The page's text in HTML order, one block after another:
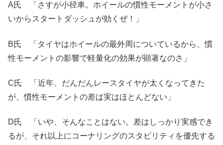
A氏 「さすが小径車。ホイールの慣性モーメントが小さ
いからスタートダッシュが効くぜ！」
B氏 「タイヤはホイールの最外周についているから、慣
性モーメントの影響で軽量化の効果が顕著なのさ」
C氏 「近年、だんだんレースタイヤが太くなってきた
が、慣性モーメントの差は実はほとんどない」
D氏 「いや、そんなことはない。差はしっかり実感でき
るが、それ以上にコーナリングのスタビリティを優先する